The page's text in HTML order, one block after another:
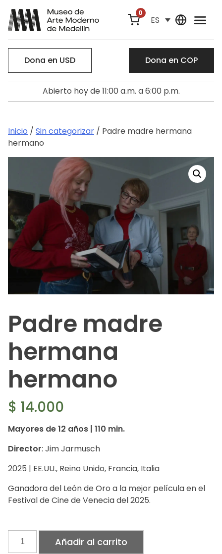
0
ES
Dona en USD Dona en COP
Abierto hoy de 11:00 a.m. a 6:00 p.m.
Inicio / Sin categorizar / Padre madre hermana
hermano
Padre madre
hermana
hermano
$ 14.000
Mayores de 12 años | 110 min.
Director: Jim Jarmusch
2025 | EE.UU., Reino Unido, Francia, Italia
Ganadora del León de Oro a la mejor película en el
Festival de Cine de Venecia del 2025.
Padre
madre
Añadir al carrito